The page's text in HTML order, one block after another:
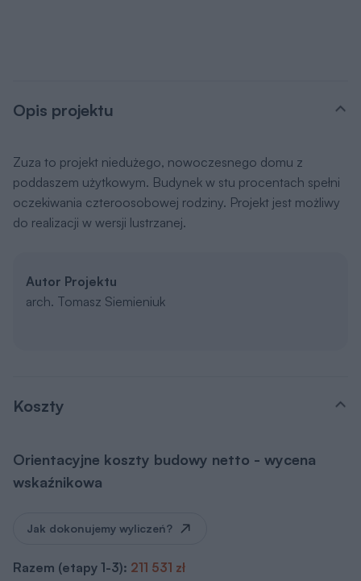
Opis projektu
Zuza to projekt niedużego, nowoczesnego domu z
poddaszem użytkowym. Budynek w stu procentach spełni
oczekiwania czteroosobowej rodziny. Projekt jest możliwy
do realizacji w wersji lustrzanej.
Autor Projektu
arch. Tomasz Siemieniuk
Koszty
Orientacyjne koszty budowy netto - wycena
wskaźnikowa
Jak dokonujemy wyliczeń?
Razem (etapy 1-3): 211 531 zł